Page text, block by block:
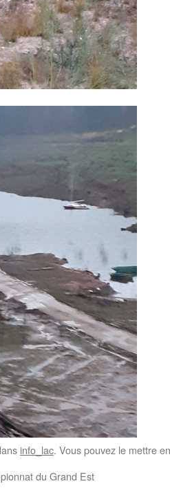
info_lac. Vous pouvez le mettre
du Grand Est